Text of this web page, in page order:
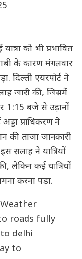
को भी प्रभावित
के कारण मंगलवार
दिल्ली एयरपोर्ट ने
जारी की, जिसमें
1:15 बजे से उड़ानों
प्राधिकरण ने
की ताजा जानकारी
सलाह ने यात्रियों
लेकिन कई यात्रियों
करना पड़ा.
roads fully
delhi
to